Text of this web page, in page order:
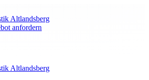
Altlandsberg
anfordern
Altlandsberg